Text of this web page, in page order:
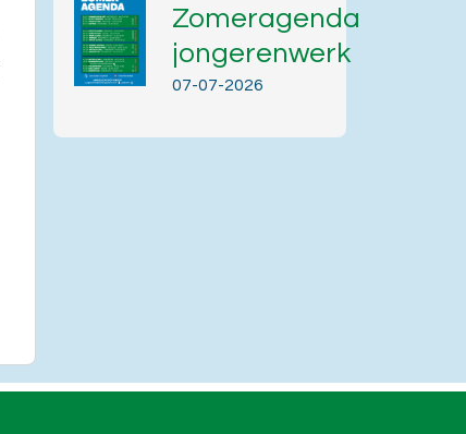
Zomeragenda
jongerenwerk
07-07-2026